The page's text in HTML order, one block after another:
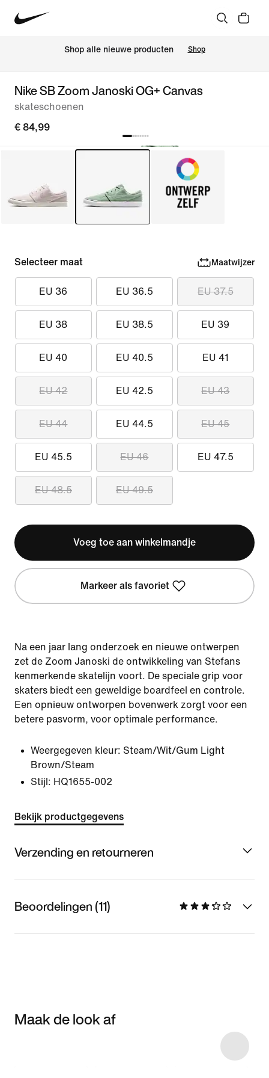
Shop alle nieuwe producten Shop
Nike SB Zoom Janoski OG+ Canvas
skateschoenen
€ 84,99
Selecteer maat Maatwijzer
EU 36 EU 36.5 EU 37.5
EU 38 EU 38.5 EU 39
EU 40 EU 40.5 EU 41
EU 42 EU 42.5 EU 43
EU 44 EU 44.5 EU 45
EU 45.5 EU 46 EU 47.5
EU 48.5 EU 49.5
Voeg toe aan winkelmandje
Markeer als favoriet
Na een jaar lang onderzoek en nieuwe ontwerpen
zet de Zoom Janoski de ontwikkeling van Stefans
kenmerkende skatelijn voort. De speciale grip voor
skaters biedt een geweldige boardfeel en controle.
Een opnieuw ontworpen bovenwerk zorgt voor een
betere pasvorm, voor optimale performance.
Weergegeven kleur: Steam/Wit/Gum Light
Brown/Steam
Stijl: HQ1655-002
Bekijk productgegevens
Verzending en retourneren
Beoordelingen (11)
Maak de look af